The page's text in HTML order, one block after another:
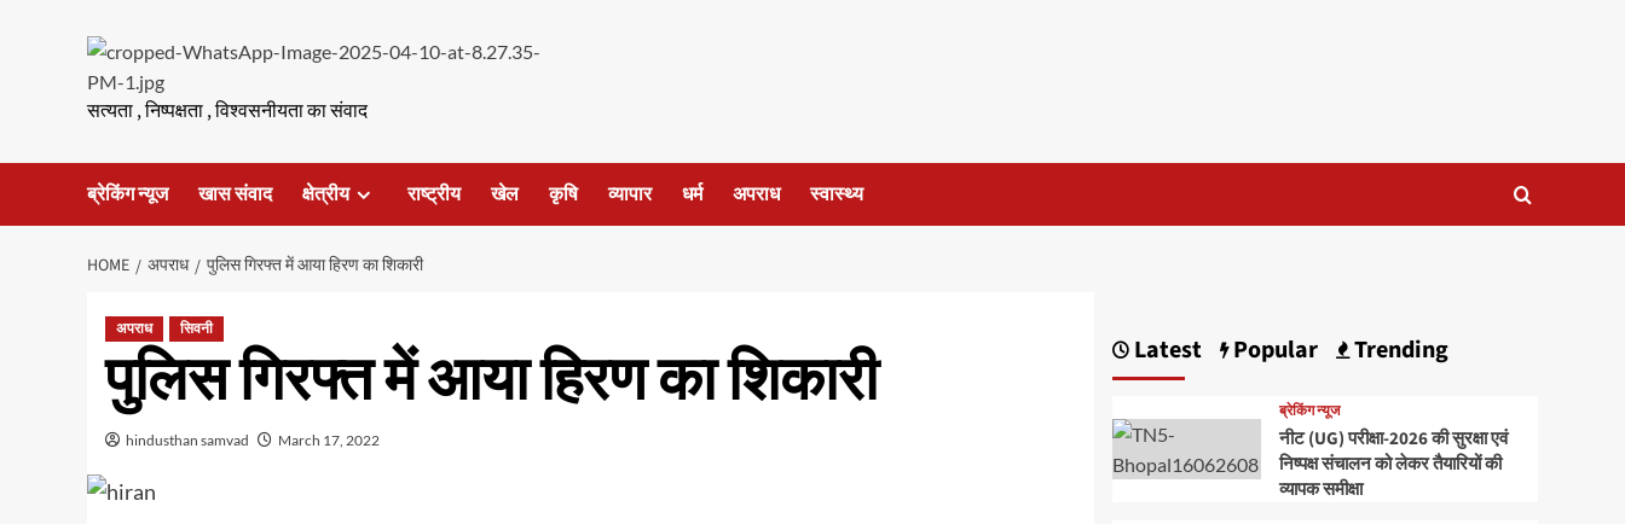
सत्यता , निष्पक्षता , विश्वसनीयता का संवाद
ब्रेकिंग न्यूज खास संवाद क्षेत्रीय राष्ट्रीय खेल कृषि व्यापार धर्म अपराध स्वास्थ्य
HOME अपराध पुलिस गिरफ्त में आया हिरण का शिकारी
अपराध सिवनी
पुलिस गिरफ्त में आया हिरण का शिकारी
hindusthan samvad March 17, 2022
Latest Popular Trending
ब्रेकिंग न्यूज
नीट (UG) परीक्षा-2026 की सुरक्षा एवं
निष्पक्ष संचालन को लेकर तैयारियों की
व्यापक समीक्षा